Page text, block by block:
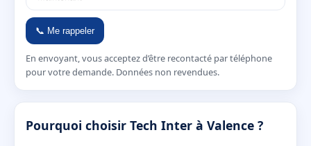
📞 Me rappeler
En envoyant, vous acceptez d’être recontacté par téléphone
pour votre demande. Données non revendues.
Pourquoi choisir Tech Inter à Valence ?